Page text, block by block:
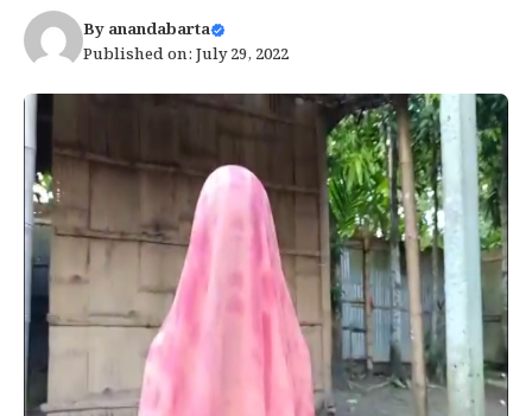
Byanandabarta
Published on: July 29, 2022